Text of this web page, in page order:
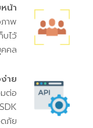
น้า
าพ
บไว้
คล
าย
ต่อ
ภัย